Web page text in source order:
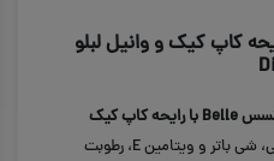
کاپ کیک و وانیل لبلو
بالم لب بچگانه لابلو مدل دیزنی پرنسس Belle با رایحه کاپ‌ کیک
با ترکیبی از روغن‌ های طبیعی، شی باتر و ویتامین E، رطوبت